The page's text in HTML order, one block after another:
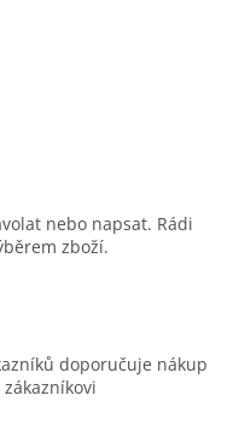
nebo napsat. Rádi
zboží.
doporučuje nákup